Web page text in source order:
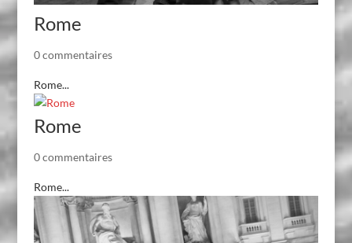
Rome
0 commentaires
Rome...
Rome
0 commentaires
Rome...